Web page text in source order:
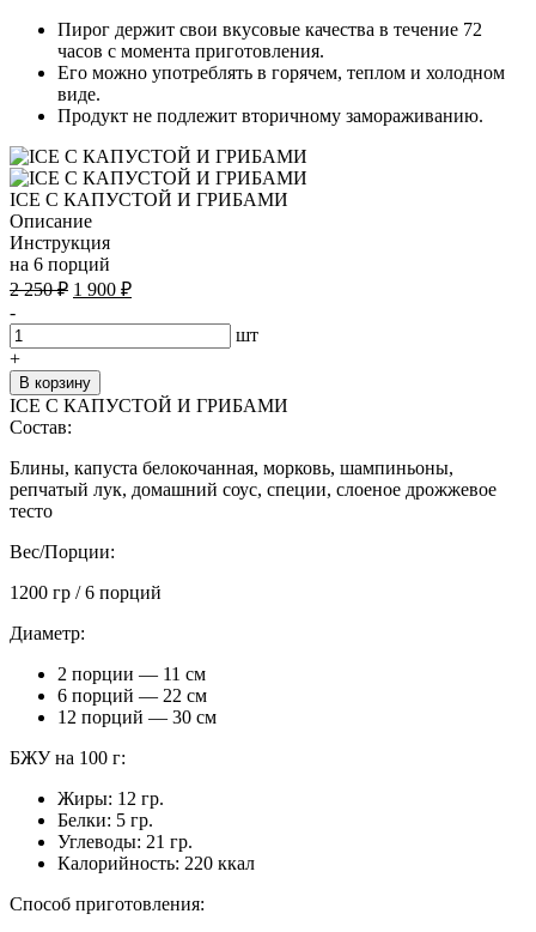
Пирог держит свои вкусовые качества в течение 72
часов с момента приготовления.
Его можно употреблять в горячем, теплом и холодном
виде.
Продукт не подлежит вторичному замораживанию.
ICE С КАПУСТОЙ И ГРИБАМИ
Описание
Инструкция
на 6 порций
2 250₽ Первоначальная
составляла
2
250 ₽.
1 900 ₽Текущая
1
900 ₽.
-
шт
+
В корзину
ICE С КАПУСТОЙ И ГРИБАМИ
Состав:
Блины, капуста белокочанная, морковь, шампиньоны,
репчатый лук, домашний соус, специи, слоеное дрожжевое
тесто
Вес/Порции:
1200 гр / 6 порций
Диаметр:
2 порции — 11 см
6 порций — 22 см
12 порций — 30 см
БЖУ на 100 г:
Жиры: 12 гр.
Белки: 5 гр.
Углеводы: 21 гр.
Калорийность: 220 ккал
Способ приготовления: